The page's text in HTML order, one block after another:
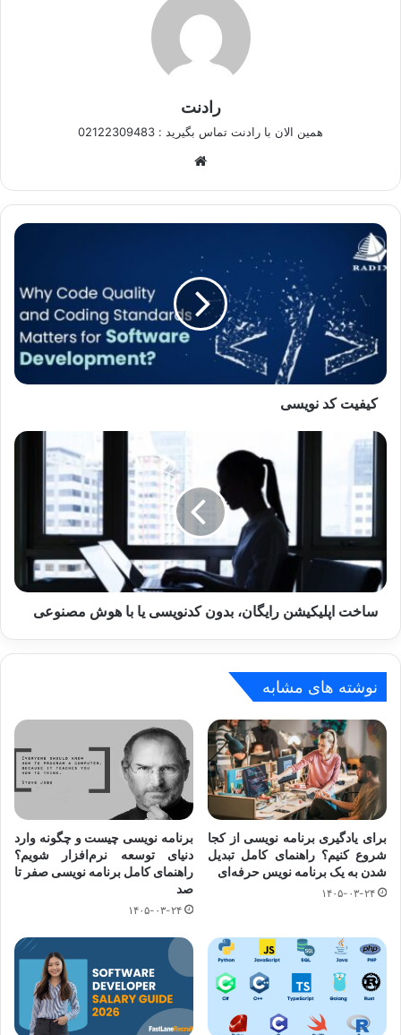
رادنت
همین الان با رادنت تماس بگیرید : 02122309483
کیفیت
کد
نویسی
کیفیت کد نویسی
ساخت
اپلیکیشن
رایگان،
بدون
کدنویسی
هوش
مصنوعی
ساخت اپلیکیشن رایگان، بدون کدنویسی یا با هوش مصنوعی
نوشته های مشابه
برای یادگیری برنامه نویسی از کجا
شروع کنیم؟ راهنمای کامل تبدیل
شدن به یک برنامه نویس حرفه‌ای
۱۴۰۵-۰۳-۲۴
برنامه نویسی چیست و چگونه وارد
دنیای توسعه نرم‌افزار شویم؟
راهنمای کامل برنامه نویسی صفر تا
صد
۱۴۰۵-۰۳-۲۴